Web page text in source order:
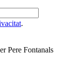
.
Pere Fontanals